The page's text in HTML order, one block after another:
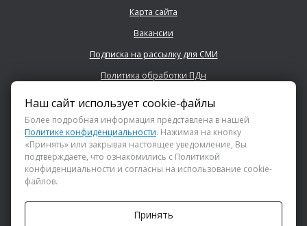
АНО «ДИРЕКЦИЯ СПОРТИВНЫХ И СОЦИАЛЬНЫХ ПРОЕКТОВ»
Карта сайта
Вакансии
Подписка на рассылку для СМИ
Политика обработки ПДн
+7 (843) 222 0700
info@dsspkazan.ru
Наш сайт использует cookie-файлы
Более подробная информация представлена в нашей
Политике конфиденциальности. Нажимая на кнопку
«Принять» или закрывая настоящее уведомление, Вы
подтверждаете, что ознакомились с Политикой
конфиденциальности и согласны на использование cookie-
файлов.
Принять